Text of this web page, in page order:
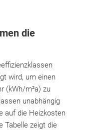
die
wird, um einen
(kWh/m²a) zu
unabhängig
auf die Heizkosten
Tabelle zeigt die